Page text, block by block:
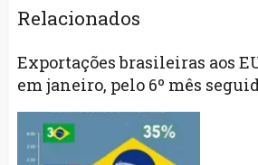
Relacionados
Exportações brasileiras aos
em janeiro, pelo 6º mês